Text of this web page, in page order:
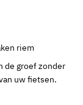
riem
de groef zonder
uw fietsen.